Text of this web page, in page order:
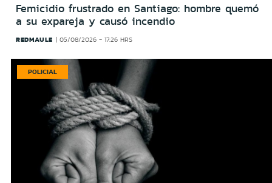
Femicidio frustrado en Santiago: hombre quemó
a su expareja y causó incendio
REDMAULE 05/08/2026 - 17:26 HRS
POLICIAL